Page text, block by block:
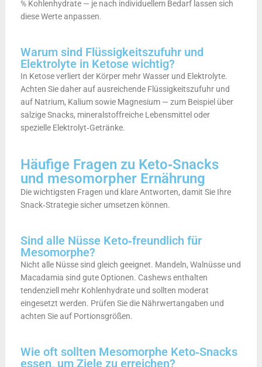
% Kohlenhydrate — je nach individuellem Bedarf lassen sich
diese Werte anpassen.
Warum sind Flüssigkeitszufuhr und
Elektrolyte in Ketose wichtig?
In Ketose verliert der Körper mehr Wasser und Elektrolyte.
Achten Sie daher auf ausreichende Flüssigkeitszufuhr und
auf Natrium, Kalium sowie Magnesium — zum Beispiel über
salzige Snacks, mineralstoffreiche Lebensmittel oder
spezielle Elektrolyt‑Getränke.
Häufige Fragen zu Keto‑Snacks
und mesomorpher Ernährung
Die wichtigsten Fragen und klare Antworten, damit Sie Ihre
Snack‑Strategie sicher umsetzen können.
Sind alle Nüsse Keto‑freundlich für
Mesomorphe?
Nicht alle Nüsse sind gleich geeignet. Mandeln, Walnüsse und
Macadamia sind gute Optionen. Cashews enthalten
tendenziell mehr Kohlenhydrate und sollten moderat
eingesetzt werden. Prüfen Sie die Nährwertangaben und
achten Sie auf Portionsgrößen.
Wie oft sollten Mesomorphe Keto‑Snacks
essen, um Ziele zu erreichen?